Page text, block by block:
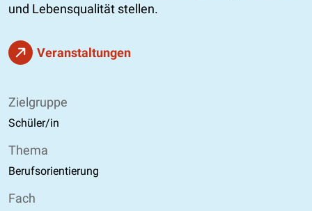
und Lebensqualität stellen.
Veranstaltungen
Zielgruppe
Schüler/in
Thema
Berufsorientierung
Fach